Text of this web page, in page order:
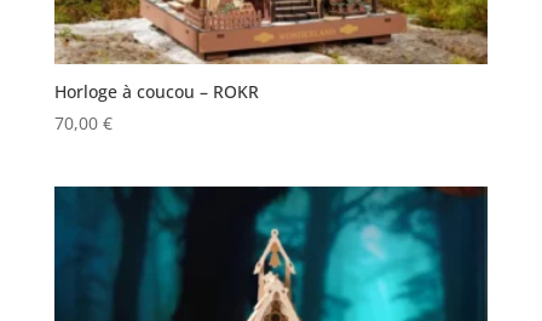
Horloge à coucou – ROKR
70,00 €